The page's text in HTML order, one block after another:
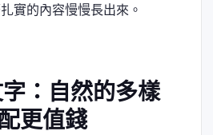
實的內容慢慢長出來。
：自然的多樣
更值錢